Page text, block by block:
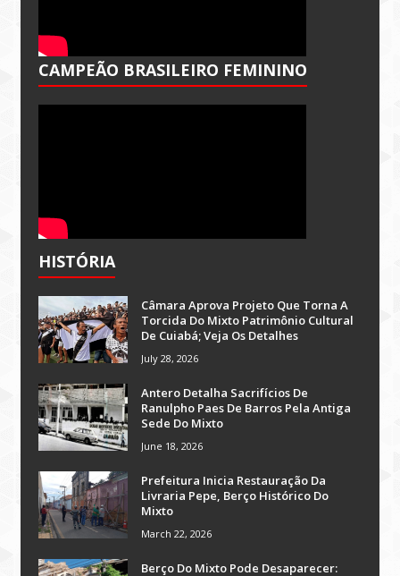
CAMPEÃO BRASILEIRO FEMININO
HISTÓRIA
Câmara Aprova Projeto Que Torna A
Torcida Do Mixto Patrimônio Cultural
De Cuiabá; Veja Os Detalhes
July 28, 2026
Antero Detalha Sacrifícios De
Ranulpho Paes De Barros Pela Antiga
Sede Do Mixto
June 18, 2026
Prefeitura Inicia Restauração Da
Livraria Pepe, Berço Histórico Do
Mixto
March 22, 2026
Berço Do Mixto Pode Desaparecer: